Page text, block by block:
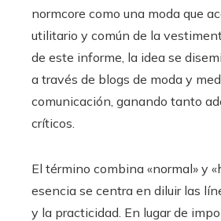
normcore como una moda que
utilitario y común de la
de este informe, la idea se
a través de blogs de moda y
comunicación, ganando tanto
críticos.
El término combina «normal» y
esencia se centra en diluir las
y la practicidad. En lugar de